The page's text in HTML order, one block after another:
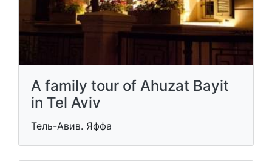
A family tour of Ahuzat Bayit
in Tel Aviv
Тель-Авив. Яффа